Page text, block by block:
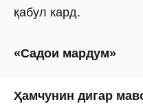
қабул кард.
«Садои мардум»
Ҳамчунин дигар